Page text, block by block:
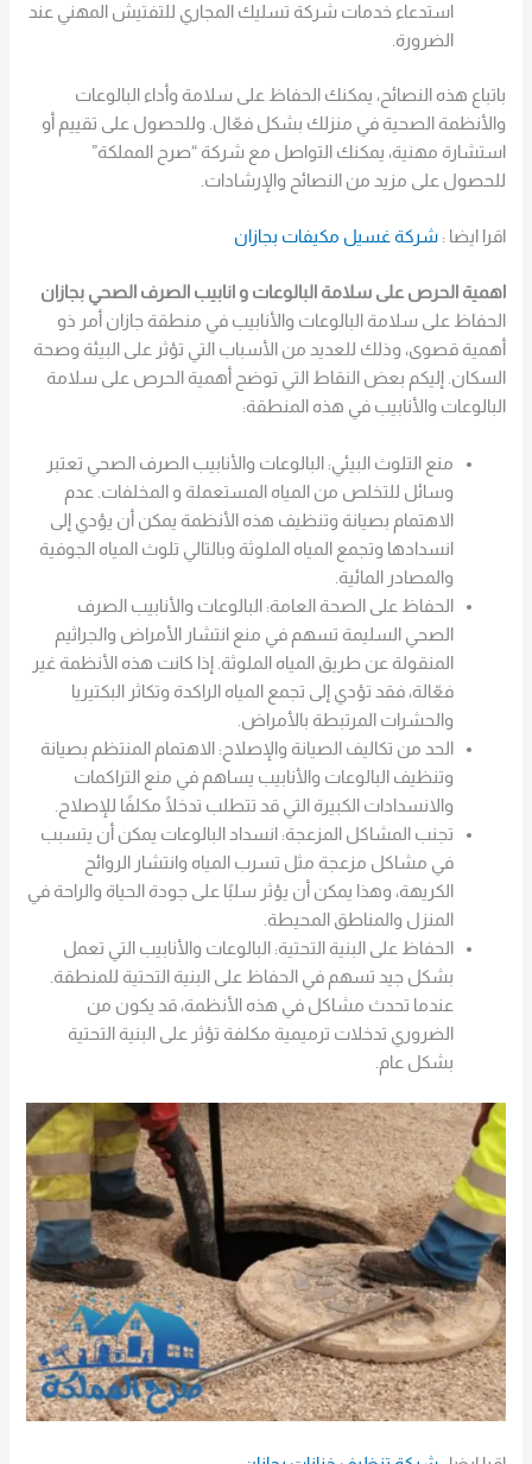
استدعاء خدمات شركة تسليك المجاري للتفتيش المهني عند
الضرورة.
باتباع هذه النصائح، يمكنك الحفاظ على سلامة وأداء البالوعات
والأنظمة الصحية في منزلك بشكل فعّال. وللحصول على تقييم أو
استشارة مهنية، يمكنك التواصل مع شركة “صرح المملكة”
للحصول على مزيد من النصائح والإرشادات.
اقرا ايضا :شركة غسيل مكيفات بجازان
اهمية الحرص على سلامة البالوعات و انابيب الصرف الصحي بجازان
الحفاظ على سلامة البالوعات والأنابيب في منطقة جازان أمر ذو
أهمية قصوى، وذلك للعديد من الأسباب التي تؤثر على البيئة وصحة
السكان. إليكم بعض النقاط التي توضح أهمية الحرص على سلامة
البالوعات والأنابيب في هذه المنطقة:
منع التلوث البيئي: البالوعات والأنابيب الصرف الصحي تعتبر
وسائل للتخلص من المياه المستعملة و المخلفات. عدم
الاهتمام بصيانة وتنظيف هذه الأنظمة يمكن أن يؤدي إلى
انسدادها وتجمع المياه الملوثة وبالتالي تلوث المياه الجوفية
والمصادر المائية.
الحفاظ على الصحة العامة: البالوعات والأنابيب الصرف
الصحي السليمة تسهم في منع انتشار الأمراض والجراثيم
المنقولة عن طريق المياه الملوثة. إذا كانت هذه الأنظمة غير
فعّالة، فقد تؤدي إلى تجمع المياه الراكدة وتكاثر البكتيريا
والحشرات المرتبطة بالأمراض.
الحد من تكاليف الصيانة والإصلاح: الاهتمام المنتظم بصيانة
وتنظيف البالوعات والأنابيب يساهم في منع التراكمات
والانسدادات الكبيرة التي قد تتطلب تدخلًا مكلفًا للإصلاح.
تجنب المشاكل المزعجة: انسداد البالوعات يمكن أن يتسبب
في مشاكل مزعجة مثل تسرب المياه وانتشار الروائح
الكريهة، وهذا يمكن أن يؤثر سلبًا على جودة الحياة والراحة في
المنزل والمناطق المحيطة.
الحفاظ على البنية التحتية: البالوعات والأنابيب التي تعمل
بشكل جيد تسهم في الحفاظ على البنية التحتية للمنطقة.
عندما تحدث مشاكل في هذه الأنظمة، قد يكون من
الضروري تدخلات ترميمية مكلفة تؤثر على البنية التحتية
بشكل عام.